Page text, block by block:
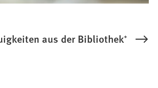
aus der Bibliothek⁺